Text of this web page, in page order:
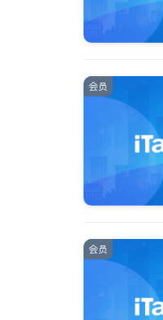
会员
会员